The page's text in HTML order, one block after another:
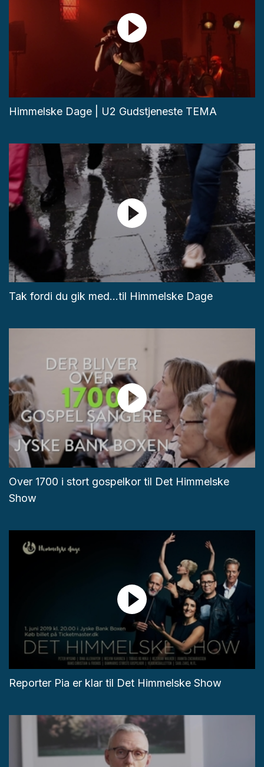
Himmelske Dage | U2 Gudstjeneste TEMA
Tak fordi du gik med...til Himmelske Dage
Over 1700 i stort gospelkor til Det Himmelske
Show
Reporter Pia er klar til Det Himmelske Show